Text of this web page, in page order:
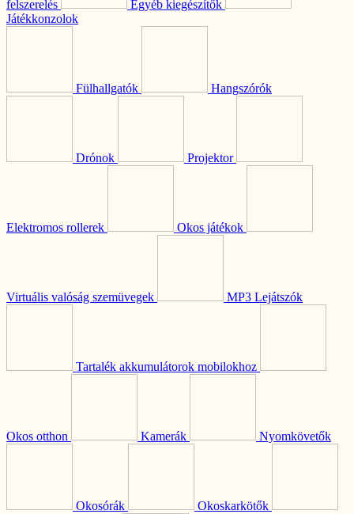
felszerelés
Egyéb kiegészítők
Játékkonzolok
Fülhallgatók Hangszórók
Drónok Projektor
Elektromos rollerek Okos játékok
Virtuális valóság szemüvegek MP3 Lejátszók
Tartalék akkumulátorok mobilokhoz
Okos otthon Kamerák Nyomkövetők
Okosórák Okoskarkötők